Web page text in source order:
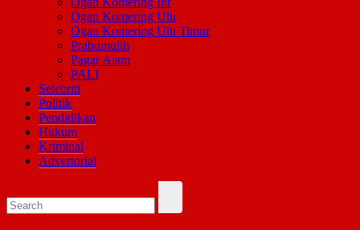
Ogan Komering Ulu
Ogan Komering Ulu Timur
Prabumulih
Pagar Alam
PALI
Selebriti
Politik
Pendidikan
Hukum
Kriminal
Advertorial